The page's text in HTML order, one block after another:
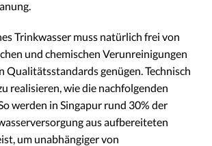
Trinkwasser muss natürlich frei von
und chemischen Verunreinigungen
Qualitätsstandards genügen. Technisch
realisieren, wie die nachfolgenden
werden in Singapur rund 30% der
aus aufbereiteten
um unabhängiger von